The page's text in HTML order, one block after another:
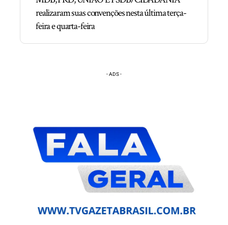
realizaram suas convenções nesta última terça-
feira e quarta-feira
- ADS -